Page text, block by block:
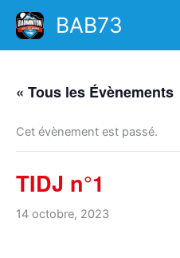
Aller
contenu
BAB73
« Tous les Évènements
Cet évènement est passé.
TIDJ n°1
14 octobre, 2023